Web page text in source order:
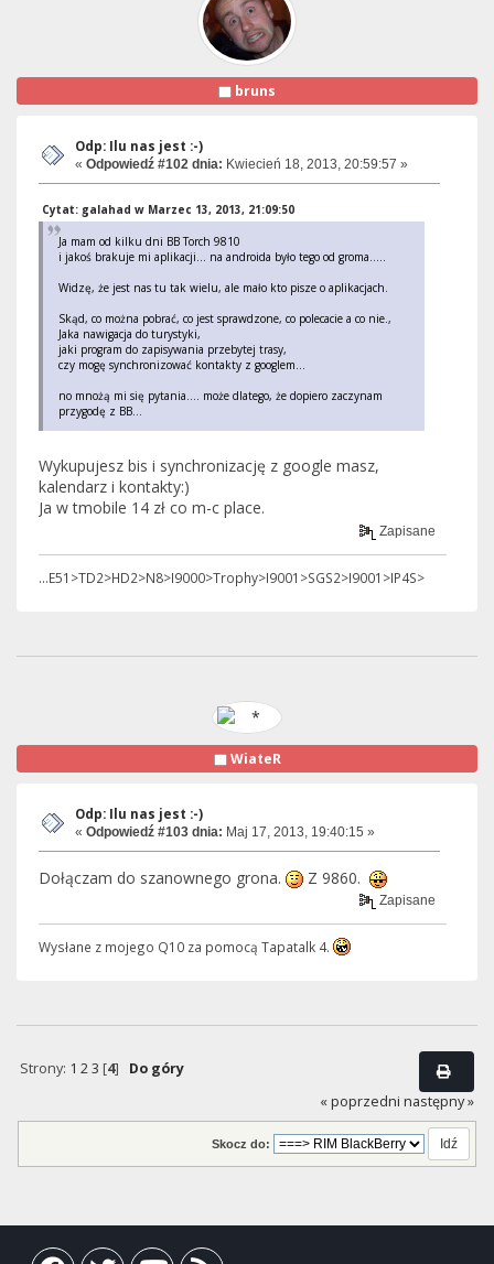
bruns
Odp: Ilu nas jest :-)
« Odpowiedź #102 dnia: Kwiecień 18, 2013, 20:59:57 »
Cytat: galahad w Marzec 13, 2013, 21:09:50
Ja mam od kilku dni BB Torch 9810
i jakoś brakuje mi aplikacji... na androida było tego od groma.....
Widzę, że jest nas tu tak wielu, ale mało kto pisze o aplikacjach.
Skąd, co można pobrać, co jest sprawdzone, co polecacie a co nie.,
Jaka nawigacja do turystyki,
jaki program do zapisywania przebytej trasy,
czy mogę synchronizować kontakty z googlem...
no mnożą mi się pytania.... może dlatego, że dopiero zaczynam
przygodę z BB...
Wykupujesz bis i synchronizację z google masz,
kalendarz i kontakty:)
Ja w tmobile 14 zł co m-c place.
Zapisane
...E51>TD2>HD2>N8>I9000>Trophy>I9001>SGS2>I9001>IP4S>
WiateR
Odp: Ilu nas jest :-)
« Odpowiedź #103 dnia: Maj 17, 2013, 19:40:15 »
Dołączam do szanownego grona. Z 9860.
Zapisane
Wysłane z mojego Q10 za pomocą Tapatalk 4.
Strony: 1 2 3 [4] Do góry
« poprzedni następny »
Skocz do: